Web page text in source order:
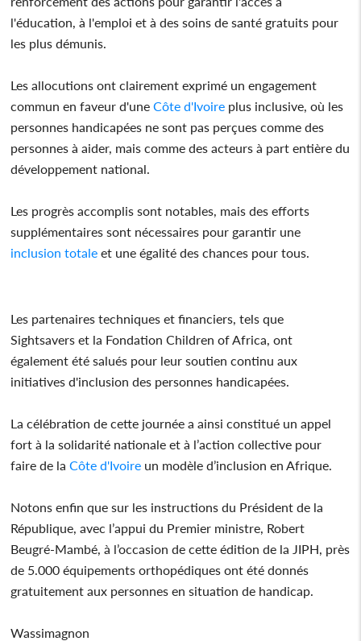
l'éducation, à l'emploi et à des soins de santé gratuits pour
les plus démunis.
Les allocutions ont clairement exprimé un engagement
commun en faveur d'une Côte d'Ivoire plus inclusive, où les
personnes handicapées ne sont pas perçues comme des
personnes à aider, mais comme des acteurs à part entière du
développement national.
Les progrès accomplis sont notables, mais des efforts
supplémentaires sont nécessaires pour garantir une
inclusion totale et une égalité des chances pour tous.
Les partenaires techniques et financiers, tels que
Sightsavers et la Fondation Children of Africa, ont
également été salués pour leur soutien continu aux
initiatives d'inclusion des personnes handicapées.
La célébration de cette journée a ainsi constitué un appel
fort à la solidarité nationale et à l’action collective pour
faire de la Côte d'Ivoire un modèle d’inclusion en Afrique.
Notons enfin que sur les instructions du Président de la
République, avec l’appui du Premier ministre, Robert
Beugré-Mambé, à l’occasion de cette édition de la JIPH, près
de 5.000 équipements orthopédiques ont été donnés
gratuitement aux personnes en situation de handicap.
Wassimagnon